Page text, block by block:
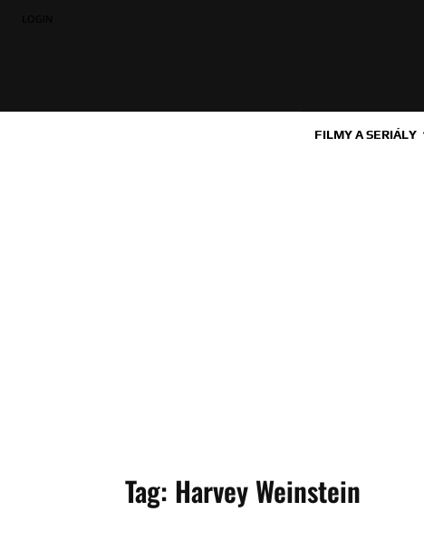
FILMY A SERIÁLY
Tag: Harvey Weinstein